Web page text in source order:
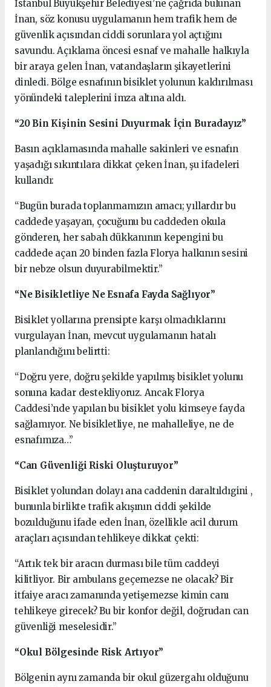
İstanbul Büyükşehir Belediyesi’ne çağrıda bulunan
İnan, söz konusu uygulamanın hem trafik hem de
güvenlik açısından ciddi sorunlara yol açtığını
savundu. Açıklama öncesi esnaf ve mahalle halkıyla
bir araya gelen İnan, vatandaşların şikayetlerini
dinledi. Bölge esnafının bisiklet yolunun kaldırılması
yönündeki taleplerini imza altına aldı.
“20 Bin Kişinin Sesini Duyurmak İçin Buradayız”
Basın açıklamasında mahalle sakinleri ve esnafın
yaşadığı sıkıntılara dikkat çeken İnan, şu ifadeleri
kullandı:
“Bugün burada toplanmamızın amacı; yıllardır bu
caddede yaşayan, çocuğunu bu caddeden okula
gönderen, her sabah dükkanının kepengini bu
caddede açan 20 binden fazla Florya halkının sesini
bir nebze olsun duyurabilmektir.”
“Ne Bisikletliye Ne Esnafa Fayda Sağlıyor”
Bisiklet yollarına prensipte karşı olmadıklarını
vurgulayan İnan, mevcut uygulamanın hatalı
planlandığını belirtti:
“Doğru yere, doğru şekilde yapılmış bisiklet yolunu
sonuna kadar destekliyoruz. Ancak Florya
Caddesi’nde yapılan bu bisiklet yolu kimseye fayda
sağlamıyor. Ne bisikletliye, ne mahalleliye, ne de
esnafımıza…”
“Can Güvenliği Riski Oluşturuyor”
Bisiklet yolundan dolayı ana caddenin daraltıldıgini ,
bununla birlikte trafik akışının ciddi şekilde
bozulduğunu ifade eden İnan, özellikle acil durum
araçları açısından tehlikeye dikkat çekti:
“Artık tek bir aracın durması bile tüm caddeyi
kilitliyor. Bir ambulans geçemezse ne olacak? Bir
itfaiye aracı zamanında yetişemezse kimin canı
tehlikeye girecek? Bu bir konfor değil, doğrudan can
güvenliği meselesidir.”
“Okul Bölgesinde Risk Artıyor”
Bölgenin aynı zamanda bir okul güzergahı olduğunu